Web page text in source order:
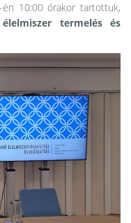
10:00 órakor tartottuk,
termelés és